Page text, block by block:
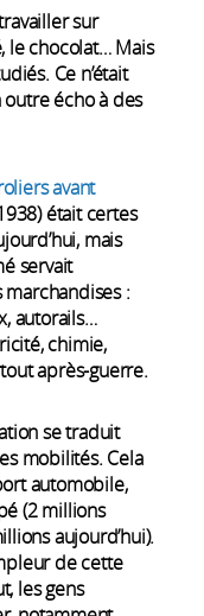
sur
le chocolat… Mais
Ce n’était
écho à des
avant
était certes
mais
servait
:
autorails…
chimie,
après-guerre.
se traduit
mobilités. Cela
automobile,
(2 millions
aujourd’hui).
de cette
les gens